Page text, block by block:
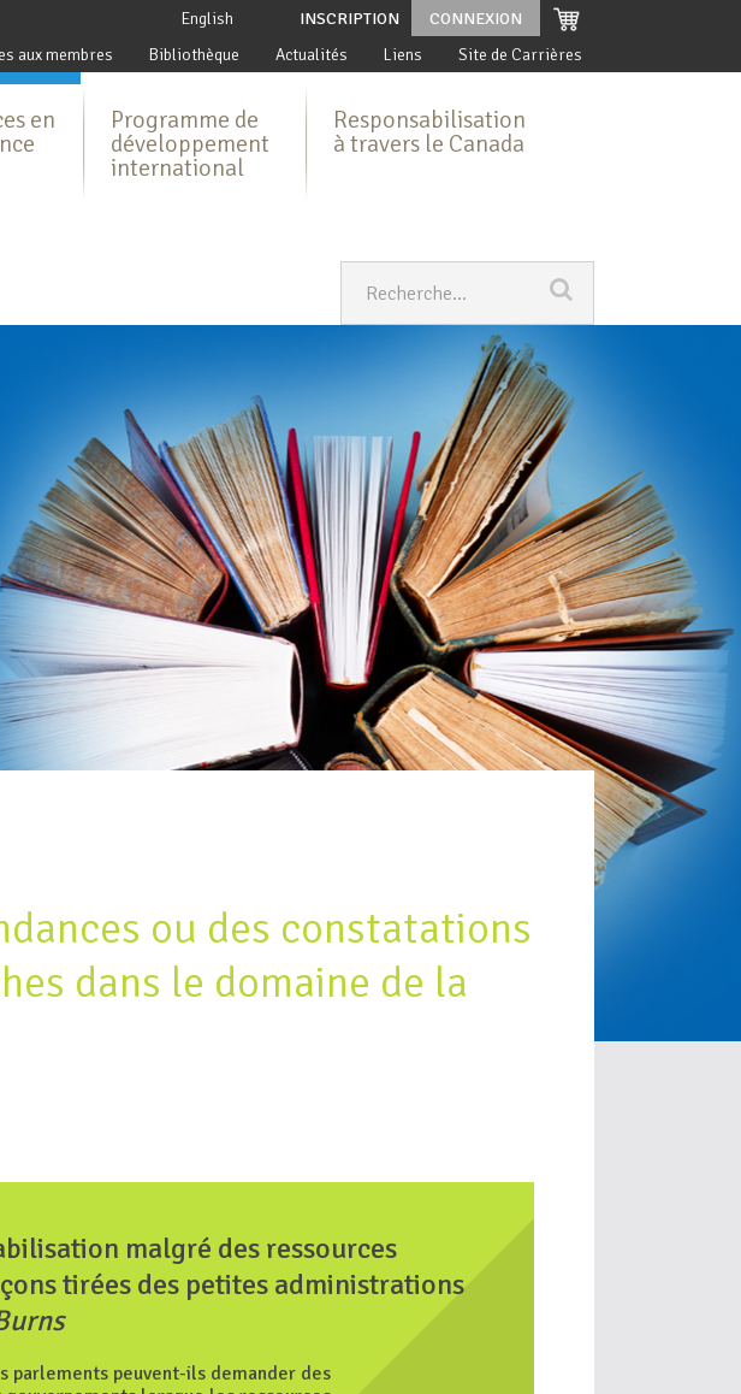
CONNEXION
INSCRIPTION
English
aux membres Bibliothèque Actualités Liens Site de Carrières
en
Programme de
développement
international
Responsabilisation
à travers le Canada
ou des constatations
dans le domaine de la
malgré des ressources
tirées des petites administrations
parlements peuvent-ils demander des